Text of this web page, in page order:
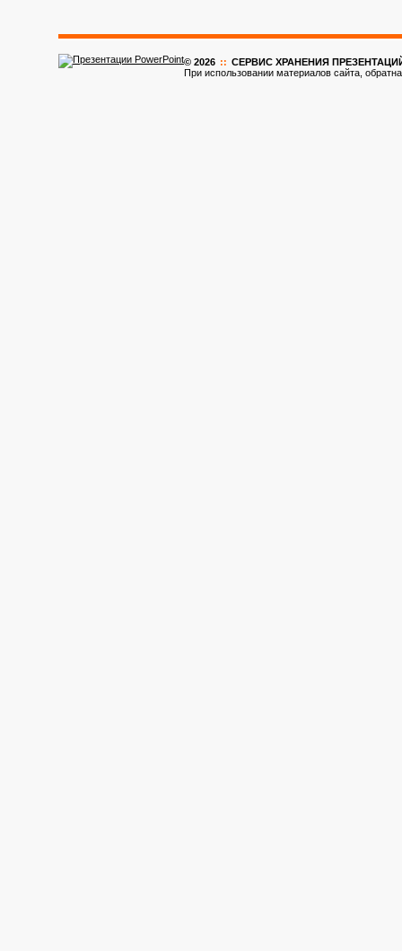
© 2026 :: CЕРВИС ХРАНЕНИЯ ПРЕЗЕНТАЦИЙ
При использовании материалов сайта,